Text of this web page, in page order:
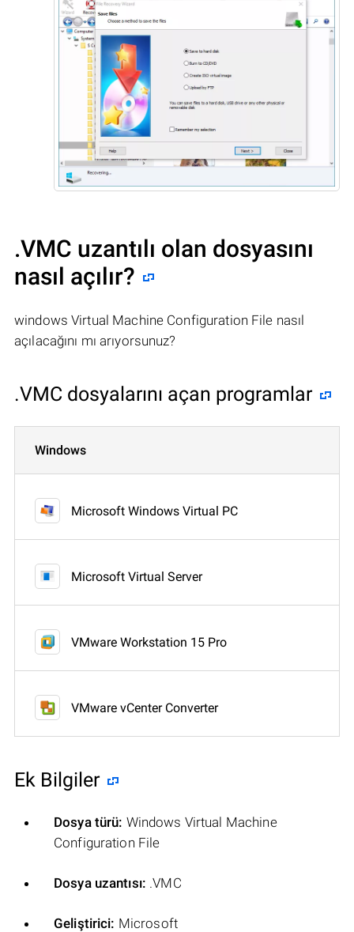
.VMC uzantılı olan dosyasını
nasıl açılır?
windows Virtual Machine Configuration File nasıl
açılacağını mı arıyorsunuz?
.VMC dosyalarını açan programlar
Windows
Microsoft Windows Virtual PC
Microsoft Virtual Server
VMware Workstation 15 Pro
VMware vCenter Converter
Ek Bilgiler
Dosya türü: Windows Virtual Machine
Configuration File
Dosya uzantısı: .VMC
Geliştirici: Microsoft